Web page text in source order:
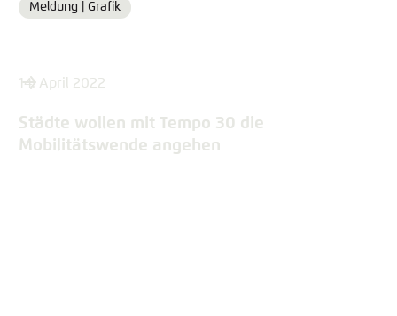
Format
Meldung | Grafik
14. April 2022
Städte wollen mit Tempo 30 die
Mobilitätswende angehen